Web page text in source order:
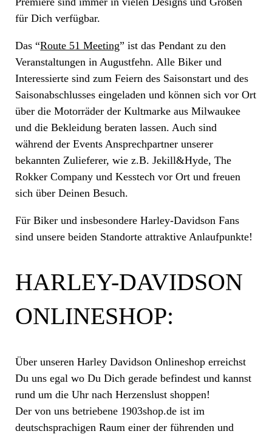
für Dich verfügbar.
Das “Route 51 Meeting” ist das Pendant zu den
Veranstaltungen in Augustfehn. Alle Biker und
Interessierte sind zum Feiern des Saisonstart und des
Saisonabschlusses eingeladen und können sich vor Ort
über die Motorräder der Kultmarke aus Milwaukee
und die Bekleidung beraten lassen. Auch sind
während der Events Ansprechpartner unserer
bekannten Zulieferer, wie z.B. Jekill&Hyde, The
Rokker Company und Kesstech vor Ort und freuen
sich über Deinen Besuch.
Für Biker und insbesondere Harley-Davidson Fans
sind unsere beiden Standorte attraktive Anlaufpunkte!
HARLEY-DAVIDSON
ONLINESHOP:
Über unseren Harley Davidson Onlineshop erreichst
Du uns egal wo Du Dich gerade befindest und kannst
rund um die Uhr nach Herzenslust shoppen!
Der von uns betriebene 1903shop.de ist im
deutschsprachigen Raum einer der führenden und